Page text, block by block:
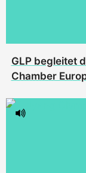
GLP begleitet
Chamber